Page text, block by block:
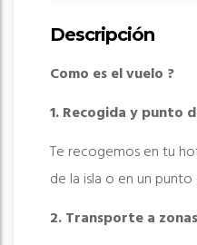
Descripción
Como es el vuelo ?
1. Recogida y punto
Te recogemos en tu
de la isla o en un
2. Transporte a